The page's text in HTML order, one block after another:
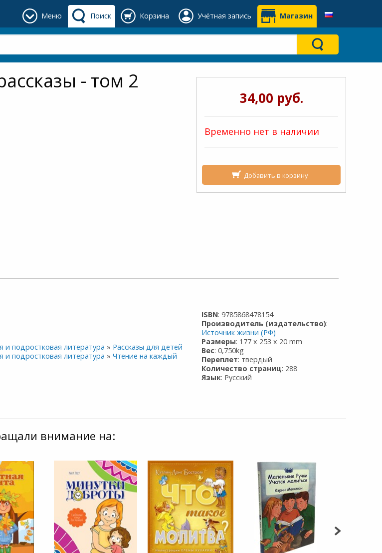
Меню Поиск Корзина Учётная запись Магазин
- том 2
34,00 руб.
Временно нет в наличии
Добавить в корзину
и подростковая литература » Рассказы для детей
и подростковая литература »Чтение на каждый
ISBN: 9785868478154
Производитель (издательство):
Источник жизни (РФ)
Размеры: 177 x 253 x 20 mm
Вес: 0,750kg
Переплет: твердый
Количество страниц: 288
Язык: Русский
внимание на: